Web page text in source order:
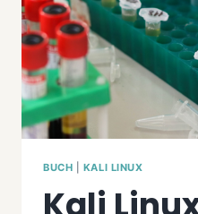
BUCH KALI LINUX